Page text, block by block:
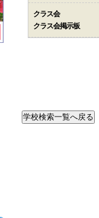
クラス会
クラス会掲示板